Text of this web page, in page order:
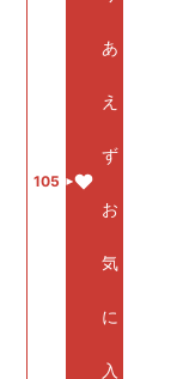
105
あ
え
ず
お
気
に
入